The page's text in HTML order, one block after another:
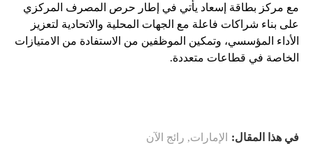
مع مركز بطاقة إسعاد يأتي في إطار حرص المصرف المركزي
على بناء شراكات فاعلة مع الجهات المحلية والاتحادية لتعزيز
الأداء المؤسسي، وتمكين الموظفين من الاستفادة من الامتيازات
الخاصة في قطاعات متعددة.
في هذا المقال: الإمارات, رائج الآن